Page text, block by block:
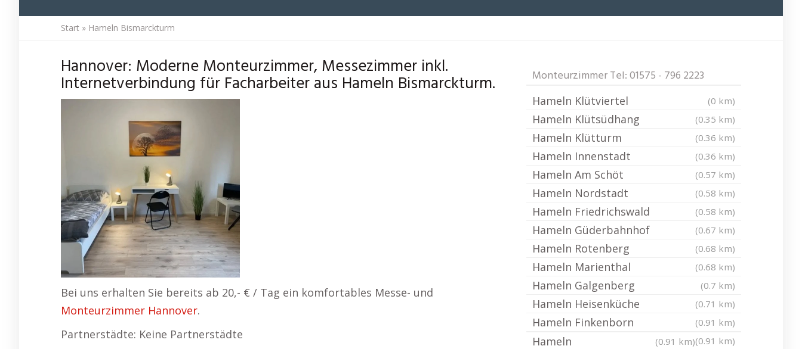
Start » Hameln Bismarckturm
Hannover: Moderne Monteurzimmer, Messezimmer inkl.
Internetverbindung für Facharbeiter aus Hameln Bismarckturm.
Bei uns erhalten Sie bereits ab 20,- € / Tag ein komfortables Messe- und
Monteurzimmer Hannover.
Partnerstädte: Keine Partnerstädte
Monteurzimmer Tel: 01575 - 796 2223
Hameln Klütviertel (0 km)
Hameln Klütsüdhang (0.35 km)
Hameln Klütturm (0.36 km)
Hameln Innenstadt (0.36 km)
Hameln Am Schöt (0.57 km)
Hameln Nordstadt (0.58 km)
Hameln Friedrichswald (0.58 km)
Hameln Güderbahnhof (0.67 km)
Hameln Rotenberg (0.68 km)
Hameln Marienthal (0.68 km)
Hameln Galgenberg (0.7 km)
Hameln Heisenküche (0.71 km)
Hameln Finkenborn
(0.91 km)
(0.91 km)
Hameln (0.91 km)